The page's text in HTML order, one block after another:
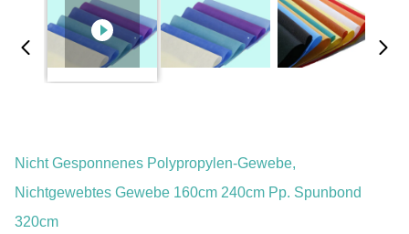
Nicht Gesponnenes Polypropylen-Gewebe,
Nichtgewebtes Gewebe 160cm 240cm Pp. Spunbond
320cm